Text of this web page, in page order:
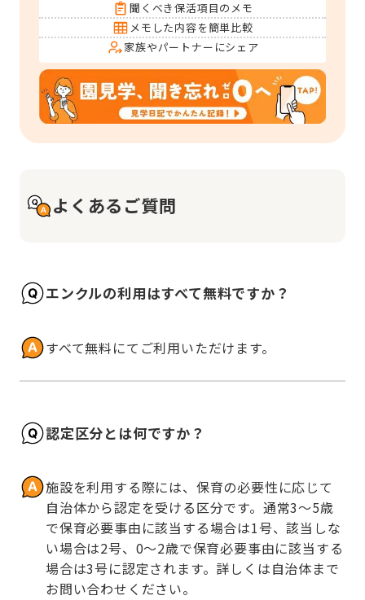
聞くべき保活項目のメモ
メモした内容を簡単比較
家族やパートナーにシェア
よくあるご質問
エンクルの利用はすべて無料ですか？
すべて無料にてご利用いただけます。
認定区分とは何ですか？
施設を利用する際には、保育の必要性に応じて
自治体から認定を受ける区分です。通常3～5歳
で保育必要事由に該当する場合は1号、該当しな
い場合は2号、0～2歳で保育必要事由に該当する
場合は3号に認定されます。詳しくは自治体まで
お問い合わせください。